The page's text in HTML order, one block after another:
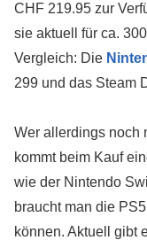
CHF 219.95 zur
sie aktuell für ca.
Vergleich: Die
299 und das Steam
Wer allerdings noch
kommt beim Kauf
wie der Nintendo
braucht man die
können. Aktuell gibt